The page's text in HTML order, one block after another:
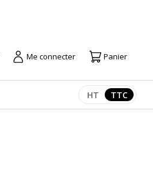
Me connecter Panier
Afficher les
HT TTC